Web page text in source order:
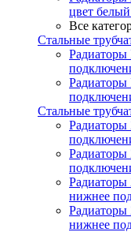
цвет
Все
Стальные
Радиаторы
Радиаторы
Стальные
Радиаторы
Радиаторы
Радиаторы
нижнее
Радиаторы
нижнее